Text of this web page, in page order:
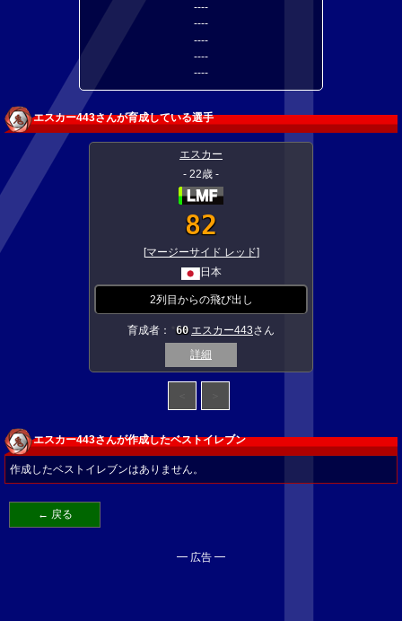
----
----
----
----
----
エスカー443さんが育成している選手
エスカー
- 22歳 -
82
[マージーサイド レッド]
日本
2列目からの飛び出し
育成者： 60 エスカー443さん
詳細
エスカー443さんが作成したベストイレブン
作成したベストイレブンはありません。
← 戻る
━ 広告 ━